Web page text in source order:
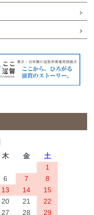
木 金
土
1
6 7
8
13 14
15
20 21
22
27 28
29